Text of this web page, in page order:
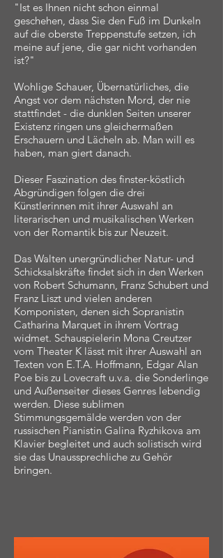
"Ist es Ihnen nicht schon einmal
geschehen, dass Sie den Fuß im Dunkeln
auf die oberste Treppenstufe setzen, ich
meine auf jene, die gar nicht vorhanden
ist?"
Wohlige Schauer, Übernatürliches, die
Angst vor dem nächsten Mord, der nie
stattfindet - die dunklen Seiten unserer
Existenz ringen uns gleichermaßen
Erschauern und Lächeln ab. Man will es
haben, man giert danach.
Dieser Faszination des finster-köstlich
Abgründigen folgen die drei
Künstlerinnen mit ihrer Auswahl an
literarischen und musikalischen Werken
von der Romantik bis zur Neuzeit.
Das Walten unergründlicher Natur- und
Schicksalskräfte findet sich in den Werken
von Robert Schumann, Franz Schubert und
Franz Liszt und vielen anderen
Komponisten, denen sich Sopranistin
Catharina Marquet in ihrem Vortrag
widmet. Schauspielerin Mona Creutzer
vom Theater K lässt mit ihrer Auswahl an
Texten von E.T.A. Hoffmann, Edgar Alan
Poe bis zu Lovecraft u.v.a. die Sonderlinge
und Außenseiter dieses Genres lebendig
werden. Diese sublimen
Stimmungsgemälde werden von der
russischen Pianistin Galina Ryzhikova am
Klavier begleitet und auch solistisch wird
sie das Unaussprechliche zu Gehör
bringen.